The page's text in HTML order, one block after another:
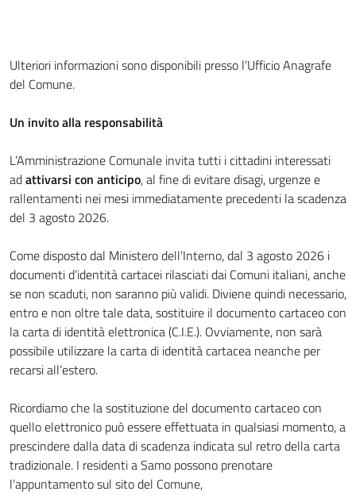
Ulteriori informazioni sono disponibili presso l’Ufficio Anagrafe
del Comune.
Un invito alla responsabilità
L’Amministrazione Comunale invita tutti i cittadini interessati
adattivarsi con anticipo, al fine di evitare disagi, urgenze e
rallentamenti nei mesi immediatamente precedenti la scadenza
del 3 agosto 2026.
Come disposto dal Ministero dell’Interno, dal 3 agosto 2026 i
documenti d’identità cartacei rilasciati dai Comuni italiani, anche
se non scaduti, non saranno più validi. Diviene quindi necessario,
entro e non oltre tale data, sostituire il documento cartaceo con
la carta di identità elettronica (C.I.E.). Ovviamente, non sarà
possibile utilizzare la carta di identità cartacea neanche per
recarsi all’estero.
Ricordiamo che la sostituzione del documento cartaceo con
quello elettronico può essere effettuata in qualsiasi momento, a
prescindere dalla data di scadenza indicata sul retro della carta
tradizionale. I residenti a Samo possono prenotare
l’appuntamento sul sito del Comune,